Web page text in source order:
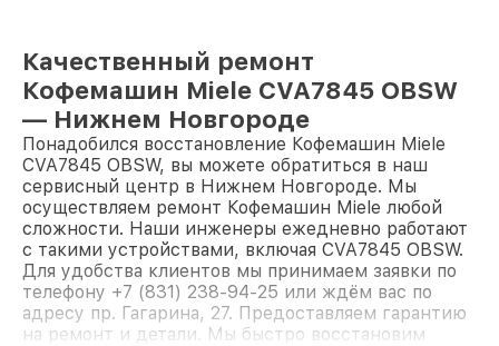
Качественный ремонт
Кофемашин Miele CVA7845 OBSW
— Нижнем Новгороде
Понадобился восстановление Кофемашин Miele
CVA7845 OBSW, вы можете обратиться в наш
сервисный центр в Нижнем Новгороде. Мы
осуществляем ремонт Кофемашин Miele любой
сложности. Наши инженеры ежедневно работают
с такими устройствами, включая CVA7845 OBSW.
Для удобства клиентов мы принимаем заявки по
телефону +7 (831) 238-94-25 или ждём вас по
адресу пр. Гагарина, 27. Предоставляем гарантию
на ремонт и детали. Мы быстро восстановим